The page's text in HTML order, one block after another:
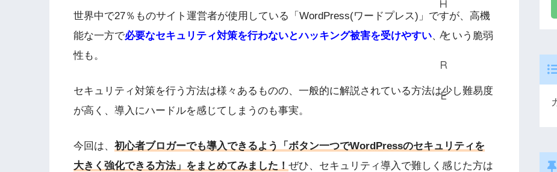
世界中で27％ものサイト運営者が使用している「WordPress(ワードプレス)」ですが、高機
能な一方で必要なセキュリティ対策を行わないとハッキング被害を受けやすい、という脆弱
性も。
セキュリティ対策を行う方法は様々あるものの、一般的に解説されている方法は少し難易度
が高く、導入にハードルを感じてしまうのも事実。
今回は、 初心者ブロガーでも導入できるよう「ボタン一つでWordPressのセキュリティを
大きく強化できる方法」をまとめてみました！ ぜひ、セキュリティ導入で難しく感じた方は